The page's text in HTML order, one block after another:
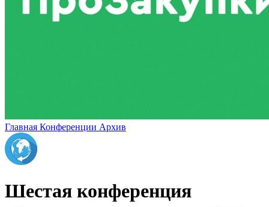
Главная Конференции Архив
Шестая конференция